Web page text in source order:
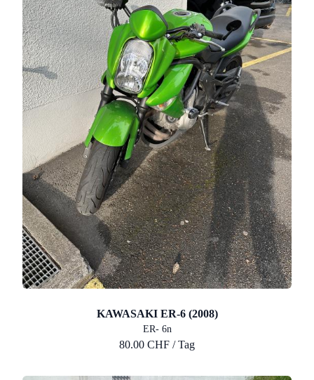
KAWASAKI ER-6 (2008)
ER- 6n
80.00 CHF / Tag